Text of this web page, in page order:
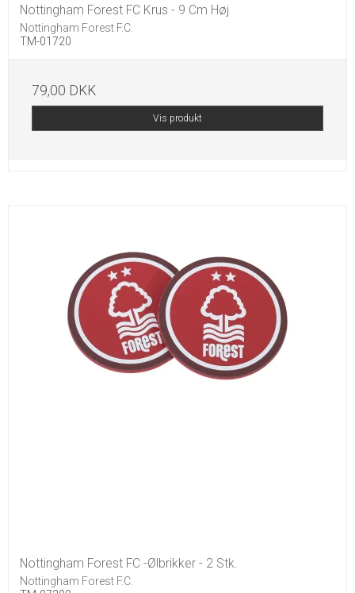
Nottingham Forest FC Krus - 9 Cm Høj
Nottingham Forest F.C.
TM-01720
79,00 DKK
Vis produkt
Nottingham Forest FC -Ølbrikker - 2 Stk.
Nottingham Forest F.C.